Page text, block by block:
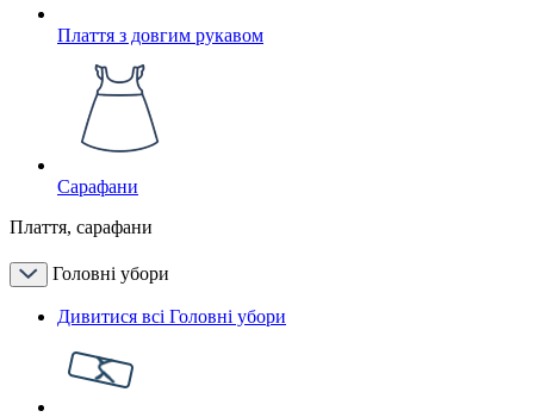
Плаття з довгим рукавом
Сарафани
Плаття, сарафани
Головні убори
Дивитися всі Головні убори